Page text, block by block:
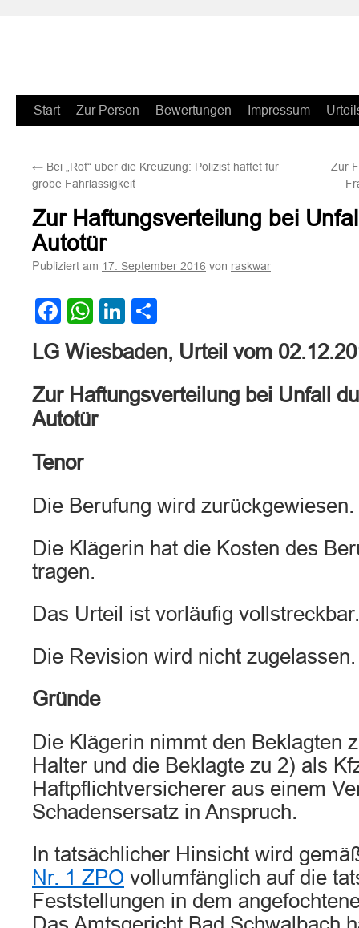
Zum
springen
Start Zur Person Bewertungen Impressum
← Bei „Rot“ über die Kreuzung: Polizist haftet für
grobe Fahrlässigkeit
Zur
Zur Haftungsverteilung bei
Autotür
Publiziert am 17. September 2016 von raskwar
Facebook
WhatsApp
LinkedIn
LG Wiesbaden, Urteil vom
Zur Haftungsverteilung bei Unfall
Autotür
Tenor
Die Berufung wird zurückgewiesen.
Die Klägerin hat die Kosten des
tragen.
Das Urteil ist vorläufig vollstreckbar.
Die Revision wird nicht zugelassen.
Gründe
Die Klägerin nimmt den Beklagten
Halter und die Beklagte zu 2) als
Haftpflichtversicherer aus einem
Schadensersatz in Anspruch.
In tatsächlicher Hinsicht wird
Nr. 1 ZPO vollumfänglich auf die
Feststellungen in dem